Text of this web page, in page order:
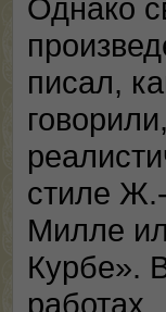
Однако
писал,
стиле
Милле
Курбе».
работах